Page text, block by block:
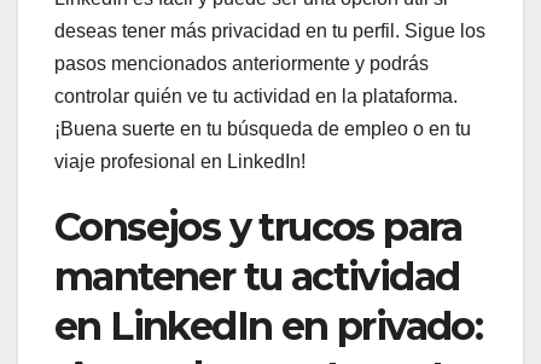
deseas tener más privacidad en tu perfil. Sigue los
pasos mencionados anteriormente y podrás
controlar quién ve tu actividad en la plataforma.
¡Buena suerte en tu búsqueda de empleo o en tu
viaje profesional en LinkedIn!
Consejos y trucos para
mantener tu actividad
en LinkedIn en privado: